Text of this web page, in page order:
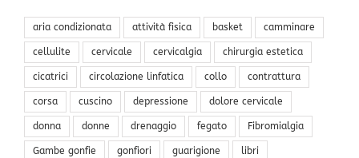
aria condizionata attività fisica basket camminare
cellulite cervicale cervicalgia chirurgia estetica
cicatrici circolazione linfatica collo contrattura
corsa cuscino depressione dolore cervicale
donna donne drenaggio fegato Fibromialgia
Gambe gonfie gonfiori guarigione libri